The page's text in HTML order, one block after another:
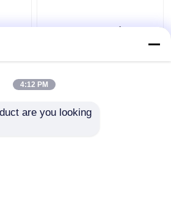
ST
Το προ σκιασμένο
13485 εγκεκριμένα
4:12 PM
are you looking